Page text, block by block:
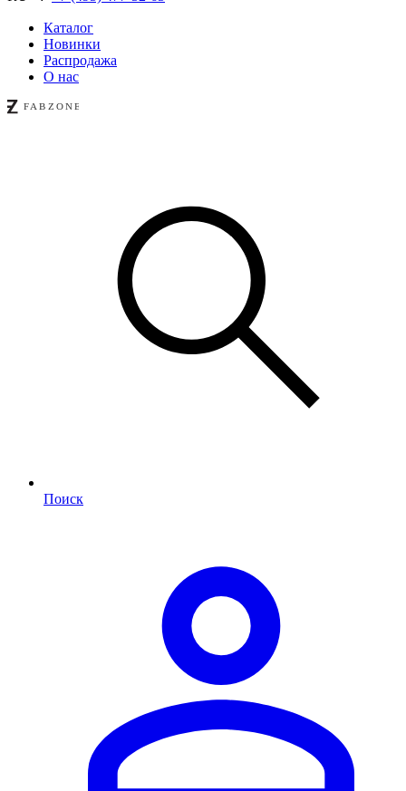
Каталог
Новинки
Распродажа
О нас
Поиск